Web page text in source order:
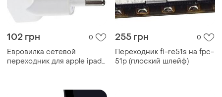
102 грн 0
Евровилка сетевой
переходник для apple ipad
255 грн 0
Переходник fi-re51s на fpc-
51p (плоский шлейф)